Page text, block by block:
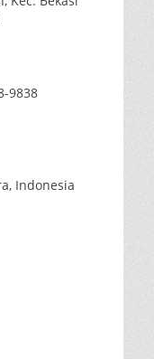
9838
Indonesia